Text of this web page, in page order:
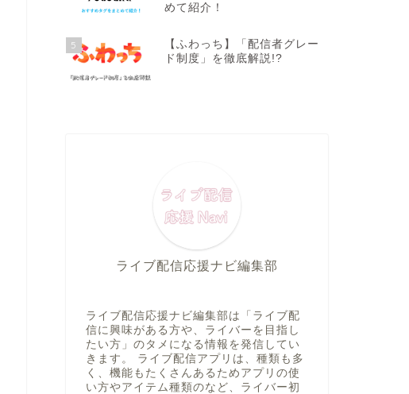
めて紹介！
5
【ふわっち】「配信者グレー
ド制度」を徹底解説!?
ライブ配信応援ナビ編集部
ライブ配信応援ナビ編集部は「ライブ配
信に興味がある方や、ライバーを目指し
たい方」のタメになる情報を発信してい
きます。 ライブ配信アプリは、種類も多
く、機能もたくさんあるためアプリの使
い方やアイテム種類のなど、ライバー初